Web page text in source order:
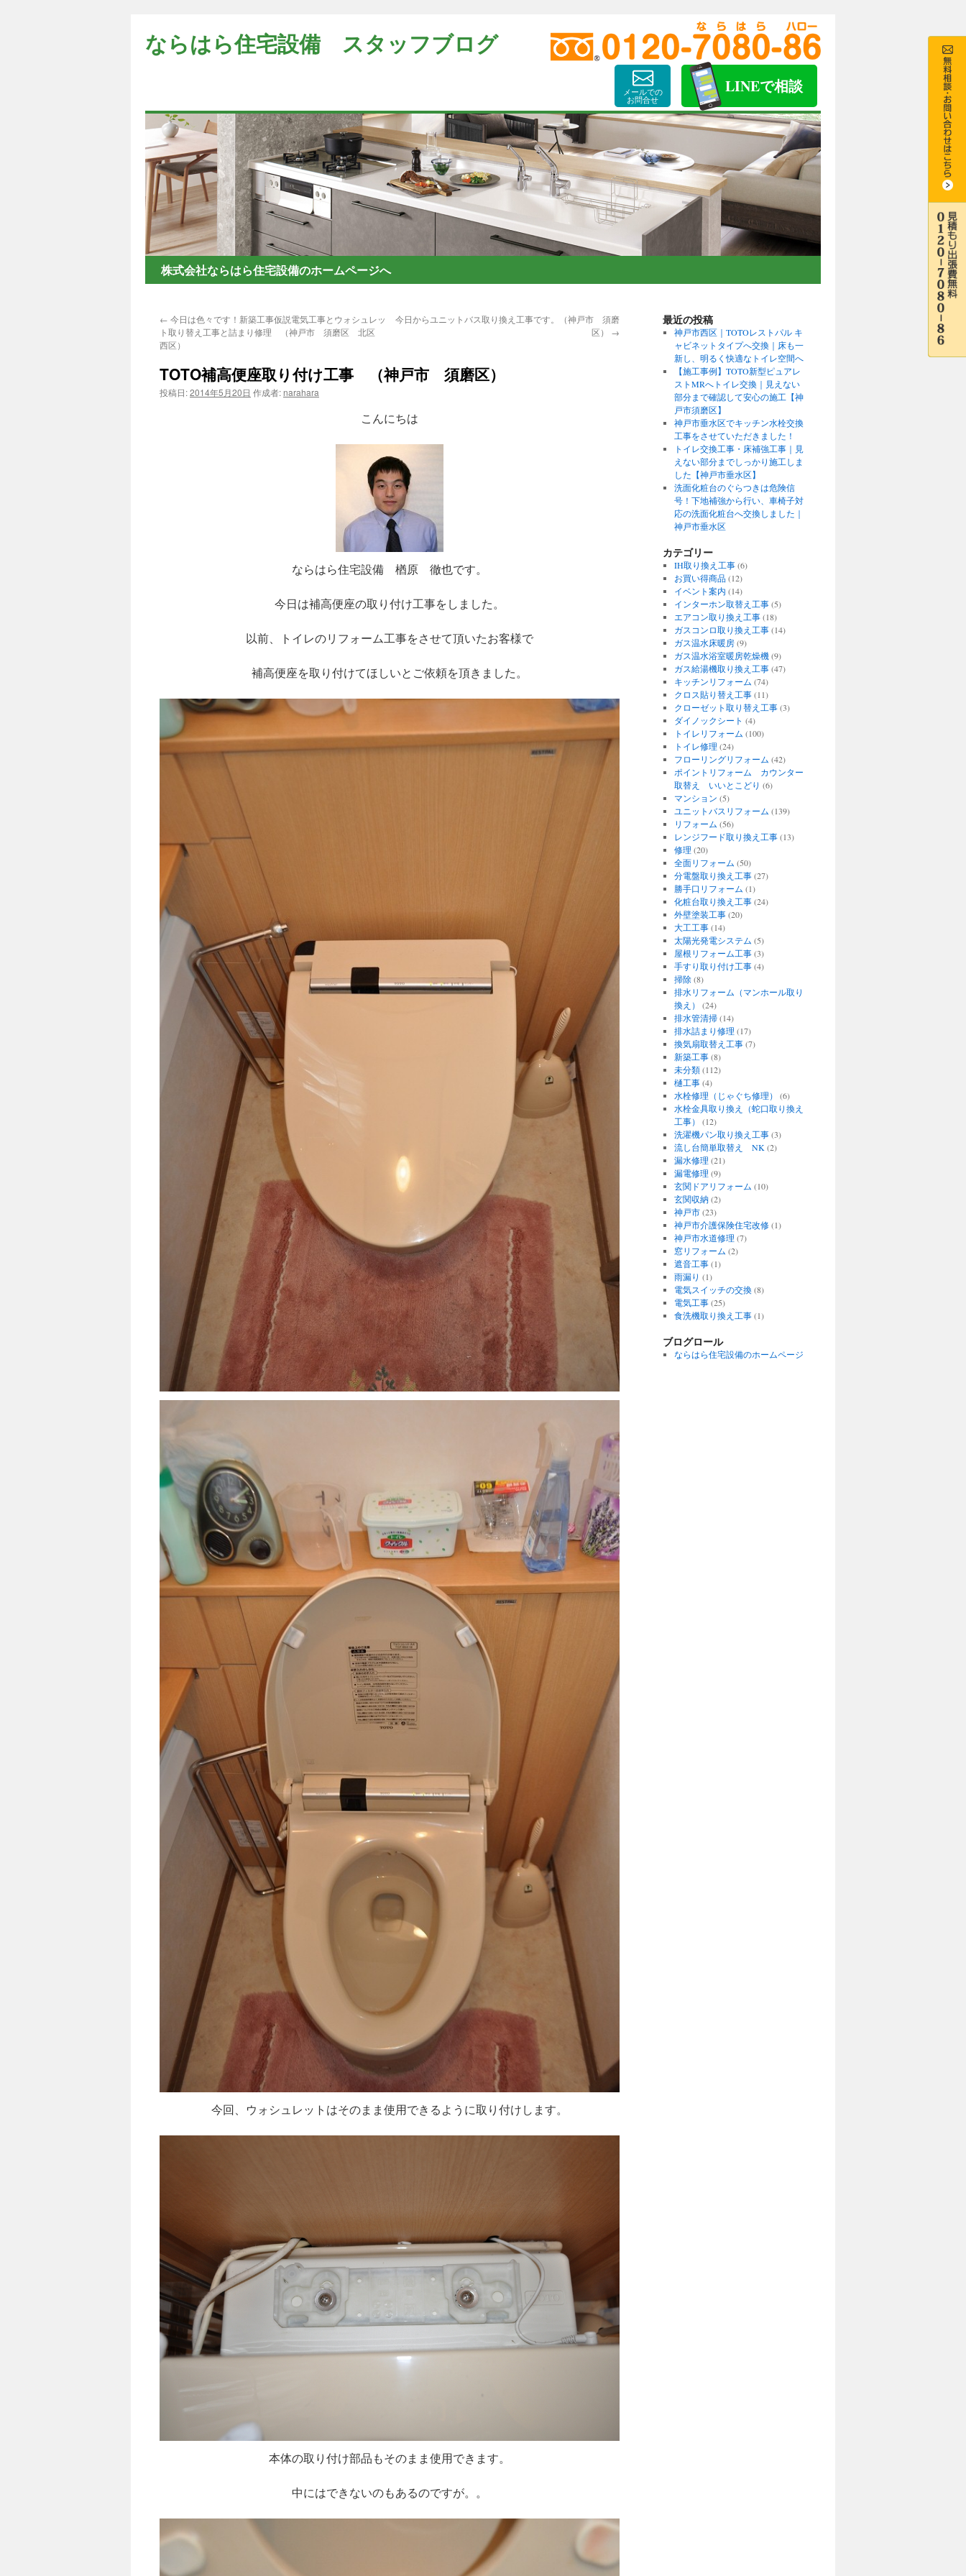
ン
テ
キ
ならはら住宅設備 スタッフブログ
メールでの
お問合せ
LINEで相談
株式会社ならはら住宅設備のホームページへ
← 今日は色々です！新築工事仮説電気工事とウォシュレッ
ト取り替え工事と詰まり修理 （神戸市 須磨区 北区
西区）
今日からユニットバス取り換え工事です。（神戸市 須磨
区） →
TOTO補高便座取り付け工事 （神戸市 須磨区）
投稿日:2014年5月20日 作成者: narahara
こんにちは
ならはら住宅設備 楢原 徹也です。
今日は補高便座の取り付け工事をしました。
以前、トイレのリフォーム工事をさせて頂いたお客様で
補高便座を取り付けてほしいとご依頼を頂きました。
今回、ウォシュレットはそのまま使用できるように取り付けします。
本体の取り付け部品もそのまま使用できます。
中にはできないのもあるのですが。。
最近の投稿
神戸市西区｜TOTOレストパル キ
ャビネットタイプへ交換｜床も一
新し、明るく快適なトイレ空間へ
【施工事例】TOTO新型ピュアレ
ストMRへトイレ交換｜見えない
部分まで確認して安心の施工【神
戸市須磨区】
神戸市垂水区でキッチン水栓交換
工事をさせていただきました！
トイレ交換工事・床補強工事｜見
えない部分までしっかり施工しま
した【神戸市垂水区】
洗面化粧台のぐらつきは危険信
号！下地補強から行い、車椅子対
応の洗面化粧台へ交換しました｜
神戸市垂水区
カテゴリー
IH取り換え工事(6)
お買い得商品(12)
イベント案内 (14)
インターホン取替え工事(5)
エアコン取り換え工事(18)
ガスコンロ取り換え工事(14)
ガス温水床暖房(9)
ガス温水浴室暖房乾燥機(9)
ガス給湯機取り換え工事(47)
キッチンリフォーム (74)
クロス貼り替え工事(11)
クローゼット取り替え工事(3)
ダイノックシート (4)
トイレリフォーム (100)
トイレ修理 (24)
フローリングリフォーム (42)
ポイントリフォーム カウンター
取替え いいとこどり (6)
マンション (5)
ユニットバスリフォーム (139)
リフォーム (56)
レンジフード取り換え工事(13)
修理 (20)
全面リフォーム (50)
分電盤取り換え工事(27)
勝手口リフォーム (1)
化粧台取り換え工事(24)
外壁塗装工事(20)
大工工事(14)
太陽光発電システム (5)
屋根リフォーム工事(3)
手すり取り付け工事(4)
掃除(8)
排水リフォーム（マンホール取り
換え）
(24)
排水管清掃(14)
排水詰まり修理 (17)
換気扇取替え工事(7)
新築工事(8)
未分類(112)
樋工事(4)
水栓修理（じゃぐち修理）
(6)
水栓金具取り換え（蛇口取り換え
工事）
(12)
洗濯機パン取り換え工事(3)
流し台簡単取替え NK (2)
漏水修理 (21)
漏電修理 (9)
玄関ドアリフォーム (10)
玄関収納(2)
神戸市(23)
神戸市介護保険住宅改修(1)
神戸市水道修理 (7)
窓リフォーム (2)
遮音工事(1)
雨漏り (1)
電気スイッチの交換(8)
電気工事(25)
食洗機取り換え工事(1)
ブログロール
ならはら住宅設備のホームページ